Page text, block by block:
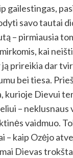
gailestingas,
savo tautai
– pirmiausia
kai
ją prireikia dar
bei tiesa.
kurioje Dievui
– neklusnaus
vaidmuo.
– kaip Ozėjo
Dievas